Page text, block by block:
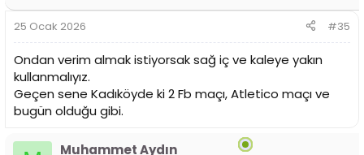
:
25 Ocak 2026 #35
Ondan verim almak istiyorsak sağ iç ve kaleye yakın
kullanmalıyız.
Geçen sene Kadıköyde ki 2 Fb maçı, Atletico maçı ve
bugün olduğu gibi.
Muhammet Aydın